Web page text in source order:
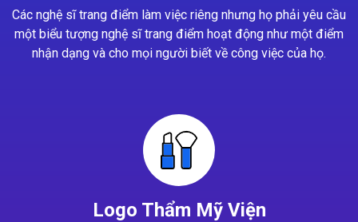
Các nghệ sĩ trang điểm làm việc riêng nhưng họ phải yêu cầu
một biểu tượng nghệ sĩ trang điểm hoạt động như một điểm
nhận dạng và cho mọi người biết về công việc của họ.
Logo Thẩm Mỹ Viện